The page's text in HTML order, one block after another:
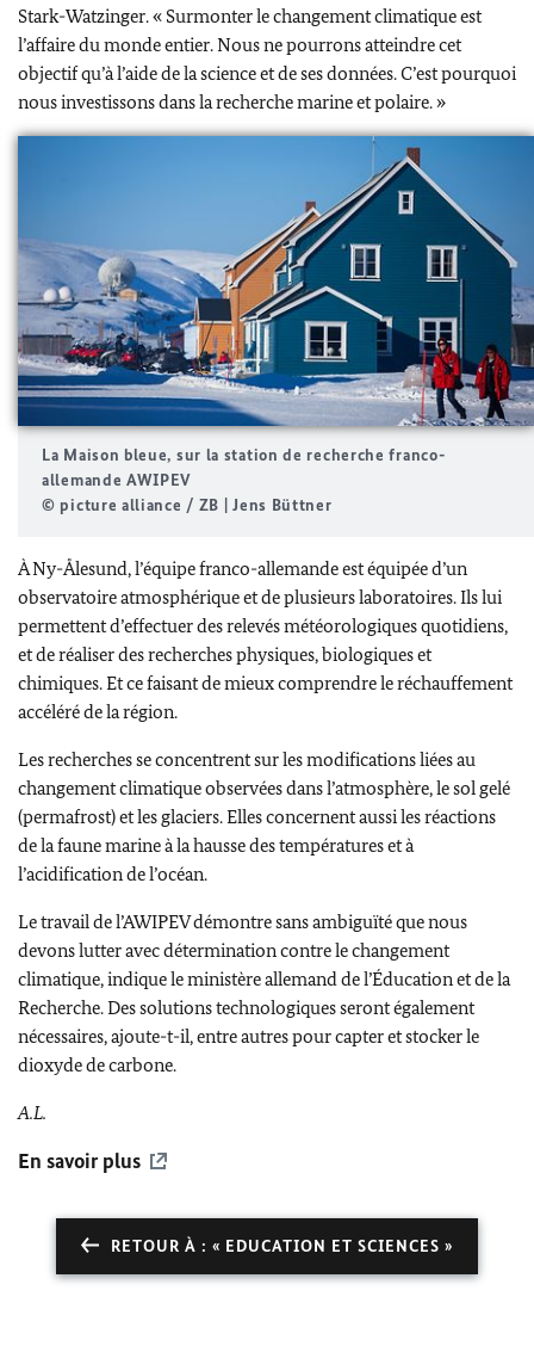
Stark-Watzinger. « Surmonter le changement climatique est
l’affaire du monde entier. Nous ne pourrons atteindre cet
objectif qu’à l’aide de la science et de ses données. C’est pourquoi
nous investissons dans la recherche marine et polaire. »
La Maison bleue, sur la station de recherche franco-
allemande AWIPEV
© picture alliance / ZB | Jens Büttner
ÀNy-Ålesund, l’équipe franco-allemande est équipée d’un
observatoire atmosphérique et de plusieurs laboratoires. Ils lui
permettent d’effectuer des relevés météorologiques quotidiens,
et de réaliser des recherches physiques, biologiques et
chimiques. Et ce faisant de mieux comprendre le réchauffement
accéléré de la région.
Les recherches se concentrent sur les modifications liées au
changement climatique observées dans l’atmosphère, le sol gelé
(permafrost) et les glaciers. Elles concernent aussi les réactions
de la faune marine à la hausse des températures et à
l’acidification de l’océan.
Le travail de l’AWIPEV démontre sans ambiguïté que nous
devons lutter avec détermination contre le changement
climatique, indique le ministère allemand de l’Éducation et de la
Recherche. Des solutions technologiques seront également
nécessaires, ajoute-t-il, entre autres pour capter et stocker le
dioxyde de carbone.
A.L.
En savoir plus
RETOUR À : « EDUCATION ET SCIENCES »